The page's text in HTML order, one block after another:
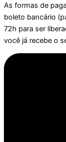
As formas de
boleto bancário
72h para ser
você já recebe o